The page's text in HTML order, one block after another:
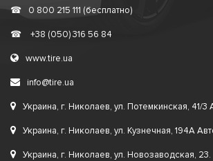
☎ 0 800 215 111 (бесплатно)
☎ +38 (050) 316 56 84
www.tire.ua
info@tire.ua
Украина, г. Николаев, ул. Потемкинская, 41/3
Украина, г. Николаев, ул. Кузнечная, 194А
Украина, г. Николаев, ул. Новозаводская, 23.